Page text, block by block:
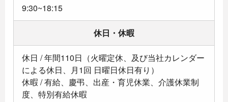
9:30~18:15
休日・休暇
休日 / 年間110日（火曜定休、及び当社カレンダー
による休日、月1回 日曜日休日有り）
休暇 / 有給、慶弔、出産・育児休業、介護休業制
度、特別有給休暇